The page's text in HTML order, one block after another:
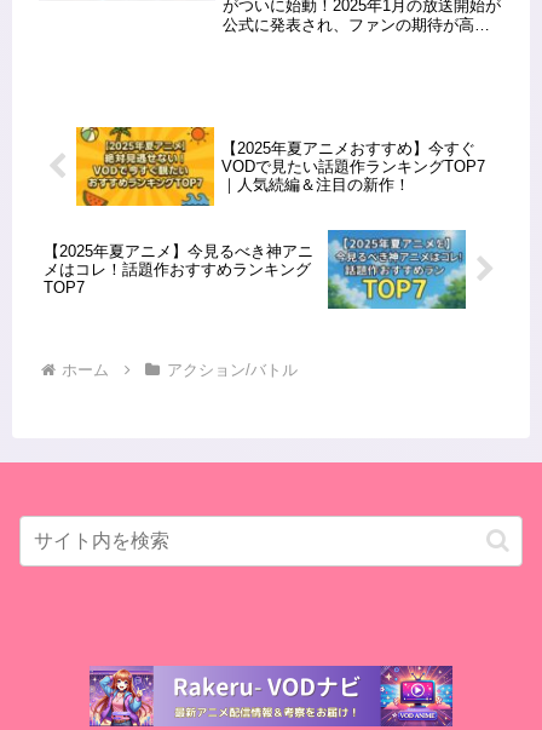
がついに始動！2025年1月の放送開始が
公式に発表され、ファンの期待が高ま
【2025年夏アニメおすすめ】今すぐ
VODで見たい話題作ランキングTOP7
｜人気続編＆注目の新作！
【2025年夏アニメ】今見るべき神アニ
メはコレ！話題作おすすめランキング
TOP7
ホーム アクション/バトル